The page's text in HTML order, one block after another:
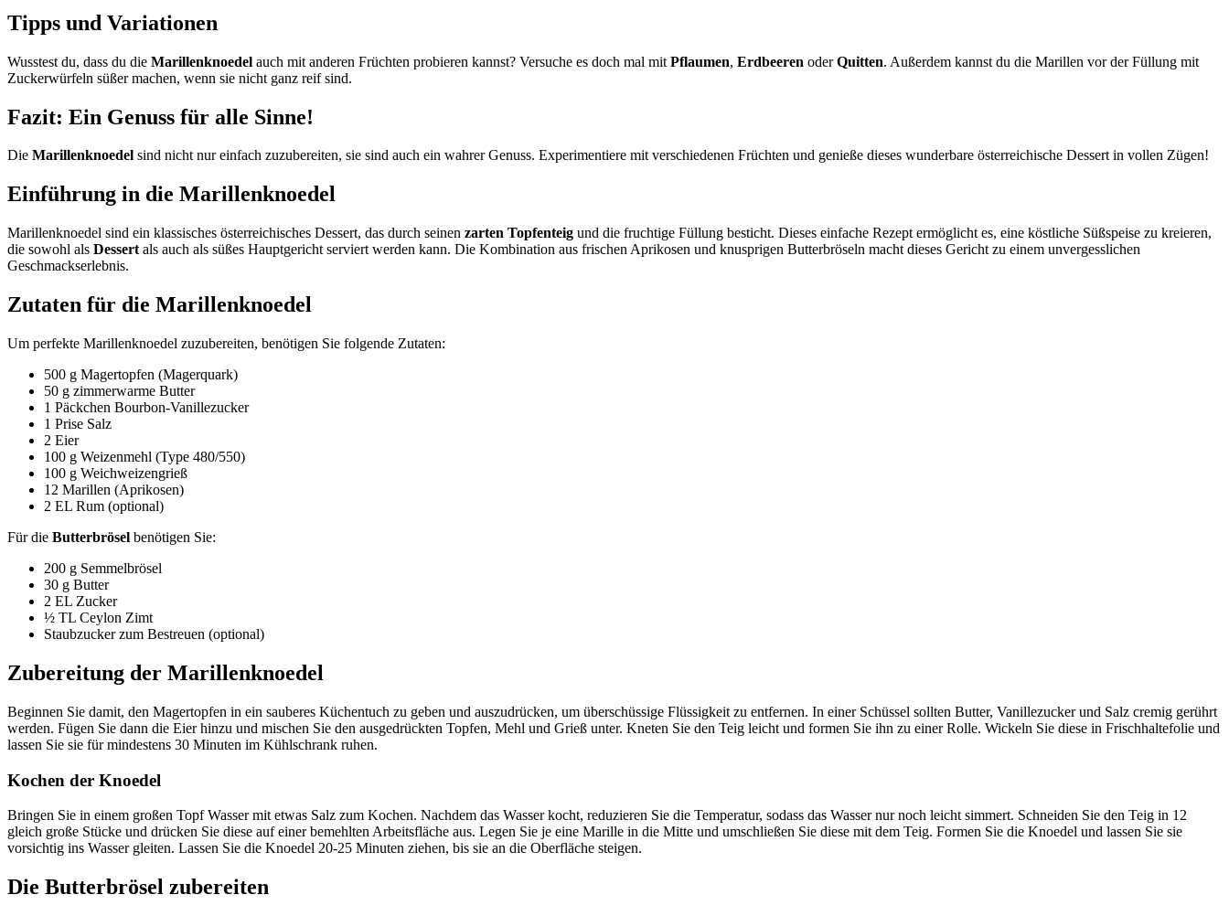
Tipps und Variationen
Wusstest du, dass du die Marillenknoedel auch mit anderen Früchten probieren kannst? Versuche es doch mal mit Pflaumen, Erdbeeren oderQuitten. Außerdem kannst du die Marillen vor der Füllung mit
Zuckerwürfeln süßer machen, wenn sie nicht ganz reif sind.
Fazit: Ein Genuss für alle Sinne!
Die Marillenknoedel sind nicht nur einfach zuzubereiten, sie sind auch ein wahrer Genuss. Experimentiere mit verschiedenen Früchten und genieße dieses wunderbare österreichische Dessert in vollen Zügen!
Einführung in die Marillenknoedel
Marillenknoedel sind ein klassisches österreichisches Dessert, das durch seinen zarten Topfenteig und die fruchtige Füllung besticht. Dieses einfache Rezept ermöglicht es, eine köstliche Süßspeise zu kreieren,
die sowohl als Dessert als auch als süßes Hauptgericht serviert werden kann. Die Kombination aus frischen Aprikosen und knusprigen Butterbröseln macht dieses Gericht zu einem unvergesslichen
Geschmackserlebnis.
Zutaten für die Marillenknoedel
Um perfekte Marillenknoedel zuzubereiten, benötigen Sie folgende Zutaten:
500 g Magertopfen (Magerquark)
50 g zimmerwarme Butter
1 Päckchen Bourbon-Vanillezucker
1 Prise Salz
2 Eier
100 g Weizenmehl (Type 480/550)
100 g Weichweizengrieß
12 Marillen (Aprikosen)
2 EL Rum (optional)
Für die Butterbrösel benötigen Sie:
200 g Semmelbrösel
30 g Butter
2 EL Zucker
½ TL Ceylon Zimt
Staubzucker zum Bestreuen (optional)
Zubereitung der Marillenknoedel
Beginnen Sie damit, den Magertopfen in ein sauberes Küchentuch zu geben und auszudrücken, um überschüssige Flüssigkeit zu entfernen. In einer Schüssel sollten Butter, Vanillezucker und Salz cremig gerührt
werden. Fügen Sie dann die Eier hinzu und mischen Sie den ausgedrückten Topfen, Mehl und Grieß unter. Kneten Sie den Teig leicht und formen Sie ihn zu einer Rolle. Wickeln Sie diese in Frischhaltefolie und
lassen Sie sie für mindestens 30 Minuten im Kühlschrank ruhen.
Kochen der Knoedel
Bringen Sie in einem großen Topf Wasser mit etwas Salz zum Kochen. Nachdem das Wasser kocht, reduzieren Sie die Temperatur, sodass das Wasser nur noch leicht simmert. Schneiden Sie den Teig in 12
gleich große Stücke und drücken Sie diese auf einer bemehlten Arbeitsfläche aus. Legen Sie je eine Marille in die Mitte und umschließen Sie diese mit dem Teig. Formen Sie die Knoedel und lassen Sie sie
vorsichtig ins Wasser gleiten. Lassen Sie die Knoedel 20-25 Minuten ziehen, bis sie an die Oberfläche steigen.
Die Butterbrösel zubereiten